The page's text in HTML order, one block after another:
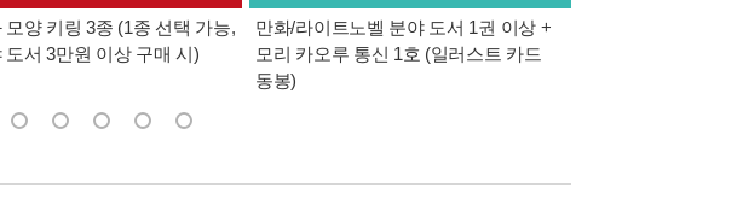
모양 키링 3종 (1종 선택 가능,
도서 3만원 이상 구매 시)
만화/라이트노벨 분야 도서 1권 이상 +
모리 카오루 통신 1호 (일러스트 카드
동봉)